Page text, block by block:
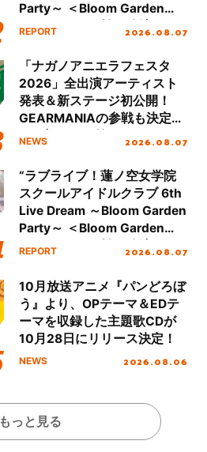
Party～ ＜Bloom Garden
Party Stage／埼玉公演＞”
REPORT 2026.08.07
「ナガノアニエラフェスタ
2026」全出演アーティスト
発表＆新ステージ初公開！
GEARMANIAの参戦も決定
し、初となる第3ステージの
NEWS 2026.08.07
“ラブライブ！蓮ノ空女学院
スクールアイドルクラブ 6th
Live Dream ～Bloom Garden
Party～ ＜Bloom Garden
Party Stage／埼玉公演＞”
REPORT 2026.08.07
10月放送アニメ『パンどろぼ
う』より、OPテーマ＆EDテ
ーマを収録した主題歌CDが
10月28日にリリース決定！
NEWS 2026.08.06
もっと見る